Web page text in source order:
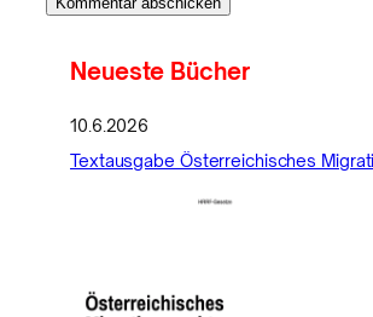
Neueste Bücher
10.6.2026
Textausgabe Österreichisches